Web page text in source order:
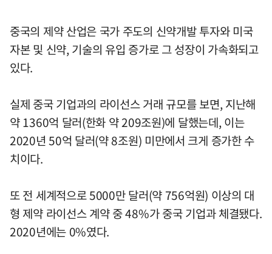
중국의 제약 산업은 국가 주도의 신약개발 투자와 미국
자본 및 신약, 기술의 유입 증가로 그 성장이 가속화되고
있다.
실제 중국 기업과의 라이선스 거래 규모를 보면, 지난해
약 1360억 달러(한화 약 209조원)에 달했는데, 이는
2020년 50억 달러(약 8조원) 미만에서 크게 증가한 수
치이다.
또 전 세계적으로 5000만 달러(약 756억원) 이상의 대
형 제약 라이선스 계약 중 48%가 중국 기업과 체결됐다.
2020년에는 0%였다.